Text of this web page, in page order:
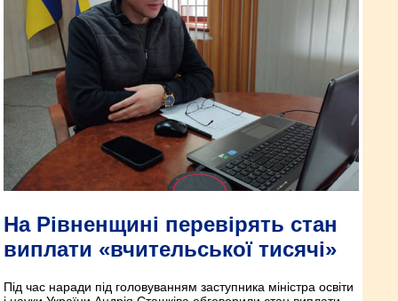
На Рівненщині перевірять стан
виплати «вчительської тисячі»
Під час наради під головуванням заступника міністра освіти